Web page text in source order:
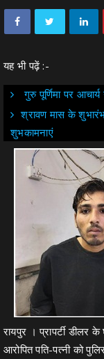
यह भी पढ़ें :-
गुरु पूर्णिमा पर
श्रावण मास के शुभारंभ
शुभकामनाएं
रायपुर । प्रापर्टी
आरोपित पति-पत्नी को